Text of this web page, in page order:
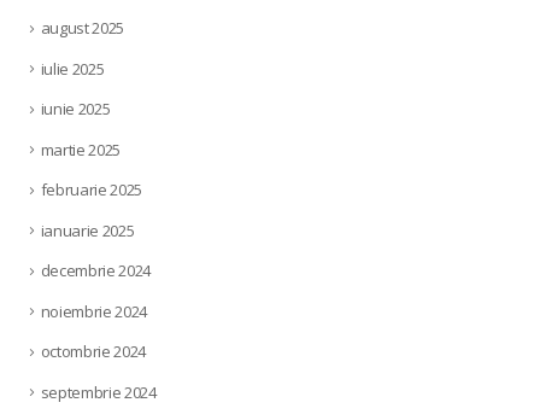
august 2025
iulie 2025
iunie 2025
martie 2025
februarie 2025
ianuarie 2025
decembrie 2024
noiembrie 2024
octombrie 2024
septembrie 2024